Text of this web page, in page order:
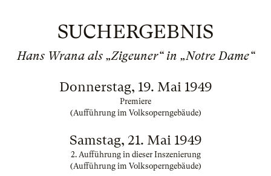
SUCHERGEBNIS
Hans Wrana als „Zigeuner“ in „Notre Dame“
Donnerstag, 19. Mai 1949
Premiere
(Aufführung im Volksoperngebäude)
Samstag, 21. Mai 1949
2. Aufführung in dieser Inszenierung
(Aufführung im Volksoperngebäude)